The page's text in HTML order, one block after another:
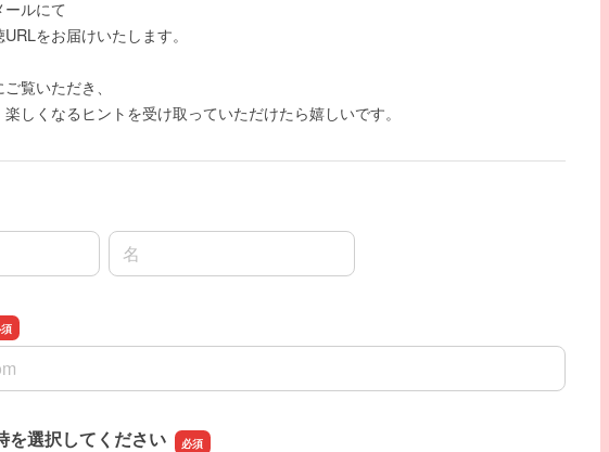
ルにて
をお届けいたします。
覧いただき、
しくなるヒントを受け取っていただけたら嬉しいです。
名前の名
を選択してください